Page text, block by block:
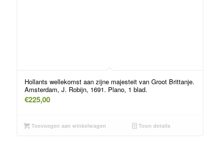
Hollants wellekomst aan zijne majesteit van Groot Brittanje.
Amsterdam, J. Robijn, 1691. Plano, 1 blad.
€225,00
Toevoegen aan winkelwagen Toon details